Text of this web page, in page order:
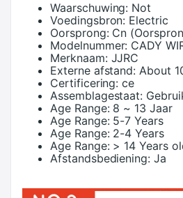
Waarschuwing: Not
Voedingsbron: Electric
Oorsprong: Cn
Modelnummer: CADY
Merknaam: JJRC
Externe afstand: About
Certificering: ce
Assemblagestaat:
Age Range: 8 ~ 13 Jaar
Age Range: 5-7 Years
Age Range: 2-4 Years
Age Range: > 14 Years
Afstandsbediening: Ja